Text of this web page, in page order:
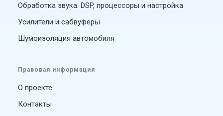
Обработка звука: DSP, процессоры и настройка
Усилители и сабвуферы
Шумоизоляция автомобиля
Правовая информация
О проекте
Контакты